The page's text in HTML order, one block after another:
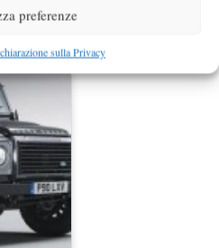
preferenze
sulla Privacy